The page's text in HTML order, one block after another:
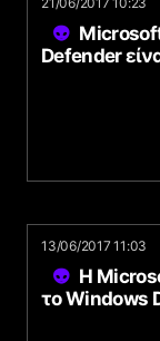
Defender
13/06/2017 11:03
Η
το Windows